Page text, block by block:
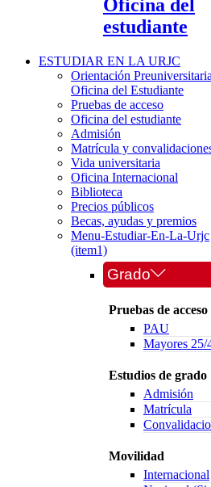
Oficina del
estudiante
ESTUDIAR EN LA URJC
Orientación
Oficina del Estudiante
Pruebas de acceso
Oficina del estudiante
Admisión
Matrícula y
Vida universitaria
Oficina Internacional
Biblioteca
Precios públicos
Becas, ayudas y premios
Menu-Estudiar-En-La-Urjc
(item1)
Grado
Pruebas de acceso
PAU
Mayores 25/
Estudios de grado
Admisión
Matrícula
Movilidad
Internacional